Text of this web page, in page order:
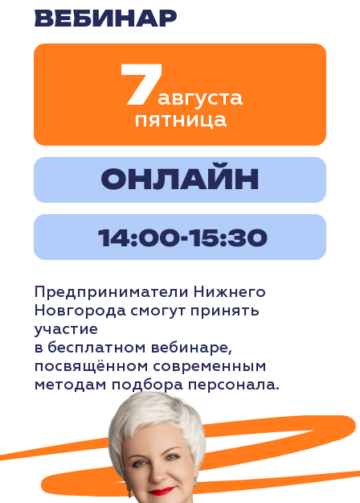
ПОДРОБНЕЕ
РЕГИСТРАЦИЯ
Эксперт расскажет, как сохранить
лояльность существующей
аудитории и одновременно
привлекая новых покупателей.
11 августа
вторник
ОНЛАЙН